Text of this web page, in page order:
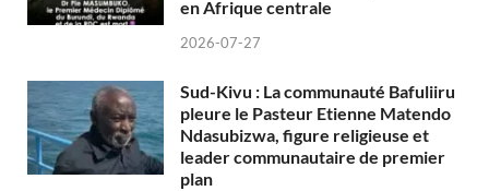
en Afrique centrale
2026-07-27
Sud-Kivu : La communauté Bafuliiru
pleure le Pasteur Etienne Matendo
Ndasubizwa, figure religieuse et
leader communautaire de premier
plan